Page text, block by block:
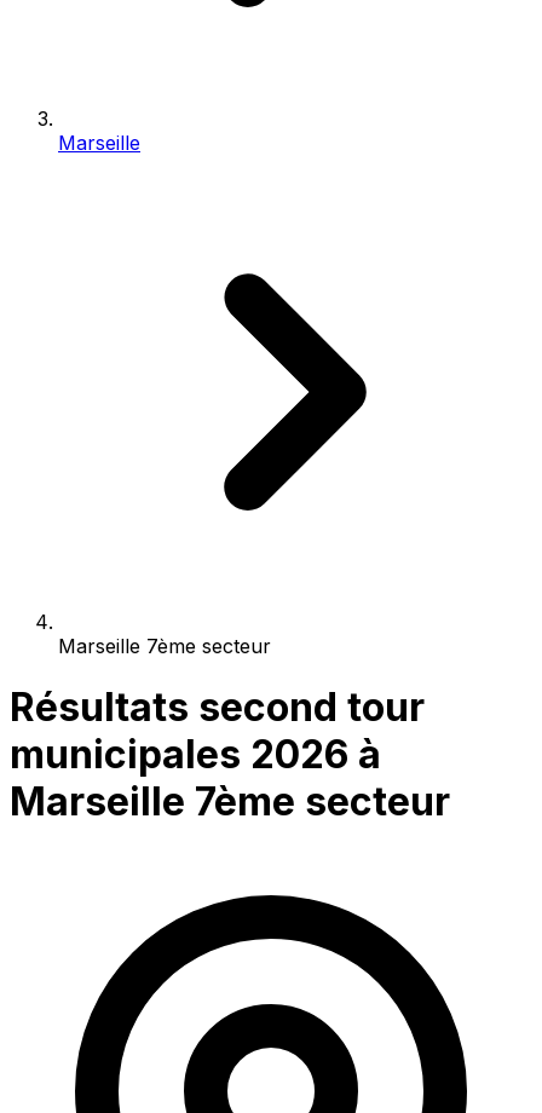
Marseille
Marseille 7ème secteur
Résultats second tour
municipales 2026 à
Marseille 7ème secteur